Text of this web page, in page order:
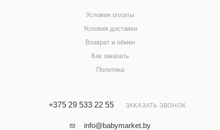
Условия оплаты
Условия доставки
Возврат и обмен
Как заказать
Политика
+375 29 533 22 55 ЗАКАЗАТЬ ЗВОНОК
info@babymarket.by